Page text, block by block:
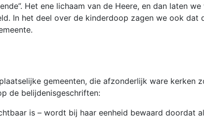
Het ene lichaam van de Heere, en dan laten
In het deel over de kinderdoop zagen we ook
gemeenten, die afzonderlijk ware kerken
de belijdenisgeschriften:
is – wordt bij haar eenheid bewaard